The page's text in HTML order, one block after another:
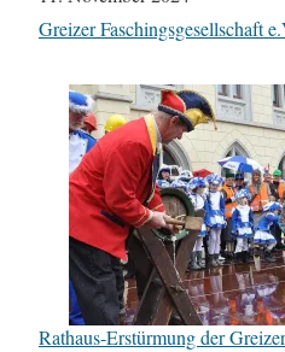
In Bezug auf
Greizer Faschingsgesellschaft
Rathaus-Erstürmung der